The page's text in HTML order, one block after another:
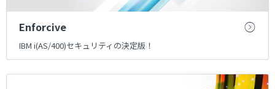
Enforcive
IBM i(AS/400)セキュリティの決定版！